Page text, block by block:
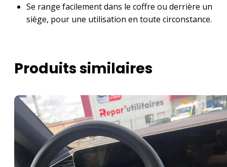
Se range facilement dans le coffre ou derrière un
siège, pour une utilisation en toute circonstance.
Produits similaires